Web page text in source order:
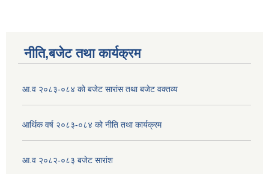
नीति,बजेट तथा कार्यक्रम
आ.व २०८३-०८४ को बजेट सारांस तथा बजेट वक्तव्य
आर्थिक वर्ष २०८३-०८४ को नीति तथा कार्यक्रम
आ.व २०८२-०८३ बजेट सारांश